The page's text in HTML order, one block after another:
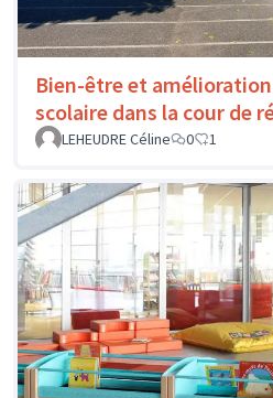
Bien-être et
scolaire dans la cour de
LEHEUDRE Céline
0 1